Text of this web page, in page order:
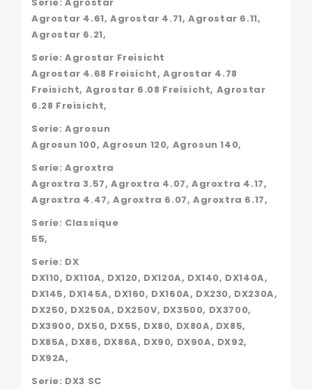
Serie: Agrostar
Agrostar 4.61, Agrostar 4.71, Agrostar 6.11,
Agrostar 6.21,
Serie: Agrostar Freisicht
Agrostar 4.68 Freisicht, Agrostar 4.78
Freisicht, Agrostar 6.08 Freisicht, Agrostar
6.28 Freisicht,
Serie: Agrosun
Agrosun 100, Agrosun 120, Agrosun 140,
Serie: Agroxtra
Agroxtra 3.57, Agroxtra 4.07, Agroxtra 4.17,
Agroxtra 4.47, Agroxtra 6.07, Agroxtra 6.17,
Serie: Classique
55,
Serie: DX
DX110, DX110A, DX120, DX120A, DX140, DX140A,
DX145, DX145A, DX160, DX160A, DX230, DX230A,
DX250, DX250A, DX250V, DX3500, DX3700,
DX3900, DX50, DX55, DX80, DX80A, DX85,
DX85A, DX86, DX86A, DX90, DX90A, DX92,
DX92A,
Serie: DX3 SC